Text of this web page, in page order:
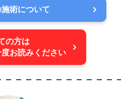
術について
の方は
お読みください